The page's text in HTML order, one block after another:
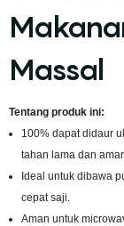
Massal
Tentang produk ini:
100% dapat didaur
tahan lama dan
Ideal untuk dibawa
cepat saji.
Aman untuk